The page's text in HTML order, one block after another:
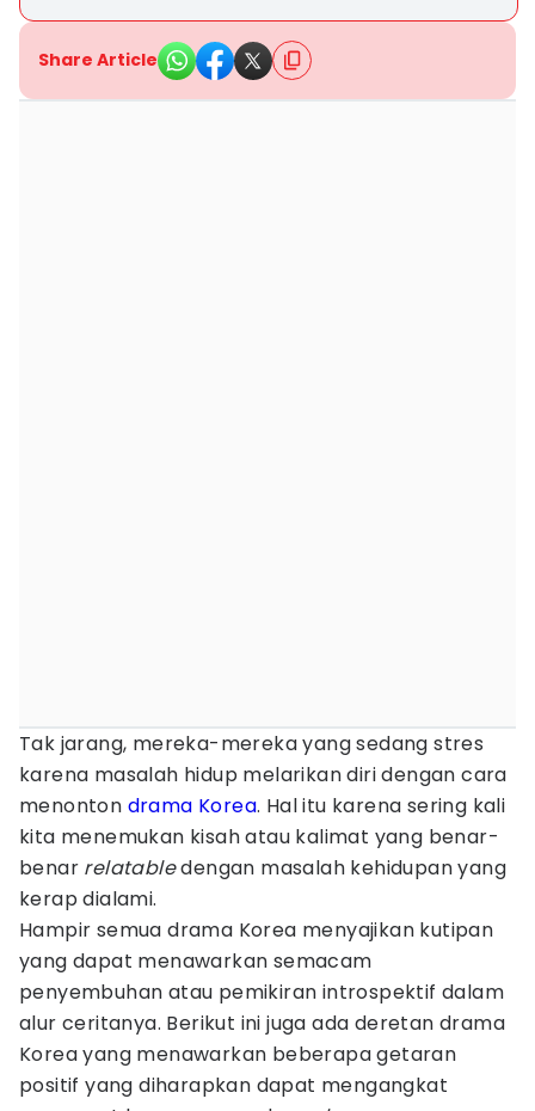
Share Article
Tak jarang, mereka-mereka yang sedang stres
karena masalah hidup melarikan diri dengan cara
menonton drama Korea. Hal itu karena sering kali
kita menemukan kisah atau kalimat yang benar-
benar relatabledengan masalah kehidupan yang
kerap dialami.
Hampir semua drama Korea menyajikan kutipan
yang dapat menawarkan semacam
penyembuhan atau pemikiran introspektif dalam
alur ceritanya. Berikut ini juga ada deretan drama
Korea yang menawarkan beberapa getaran
positif yang diharapkan dapat mengangkat